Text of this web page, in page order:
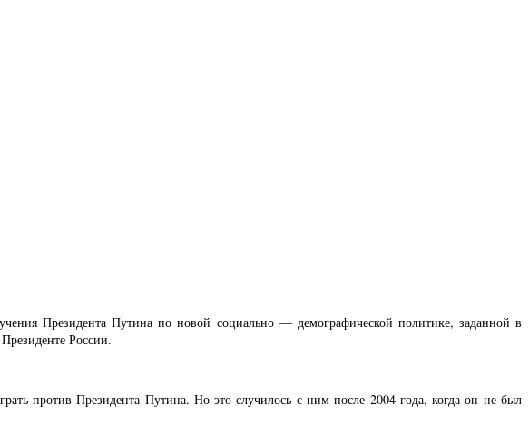
Президента Путина по новой социально — демографической политике, заданной в
России.
против Президента Путина. Но это случилось с ним после 2004 года, когда он не был